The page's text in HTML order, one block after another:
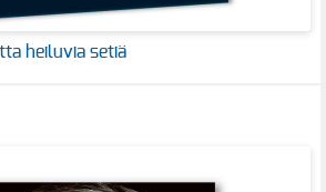
heiluvia setiä